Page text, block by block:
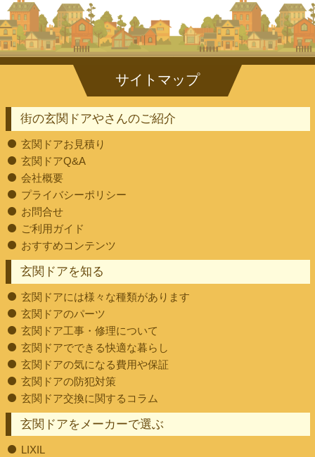
街の玄関ドアやさんのご紹介
玄関ドアお見積り
玄関ドアQ&A
会社概要
プライバシーポリシー
お問合せ
ご利用ガイド
おすすめコンテンツ
玄関ドアを知る
玄関ドアには様々な種類があります
玄関ドアのパーツ
玄関ドア工事・修理について
玄関ドアでできる快適な暮らし
玄関ドアの気になる費用や保証
玄関ドアの防犯対策
玄関ドア交換に関するコラム
玄関ドアをメーカーで選ぶ
LIXIL